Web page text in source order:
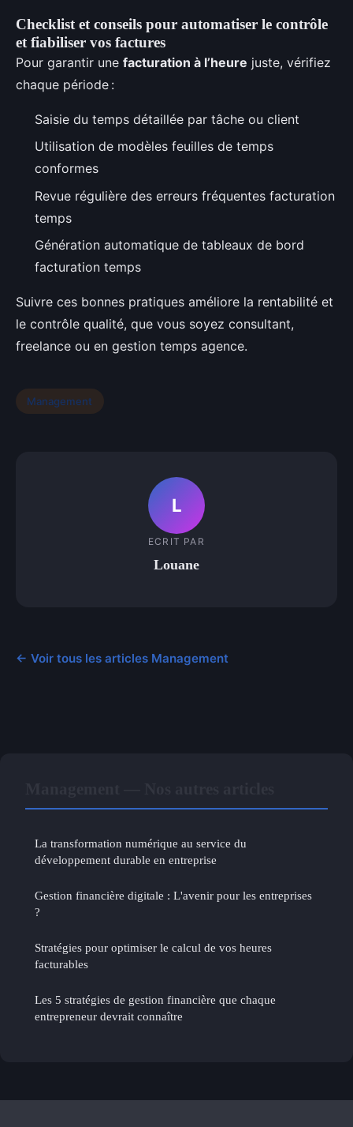
Checklist et conseils pour automatiser le contrôle
et fiabiliser vos factures
Pour garantir une facturation à l’heure juste, vérifiez
chaque période :
Saisie du temps détaillée par tâche ou client
Utilisation de modèles feuilles de temps
conformes
Revue régulière des erreurs fréquentes facturation
temps
Génération automatique de tableaux de bord
facturation temps
Suivre ces bonnes pratiques améliore la rentabilité et
le contrôle qualité, que vous soyez consultant,
freelance ou en gestion temps agence.
Management
L
ECRIT PAR
Louane
← Voir tous les articles Management
La transformation numérique au service du
développement durable en entreprise
Gestion financière digitale : L'avenir pour les entreprises
?
Stratégies pour optimiser le calcul de vos heures
facturables
Les 5 stratégies de gestion financière que chaque
entrepreneur devrait connaître